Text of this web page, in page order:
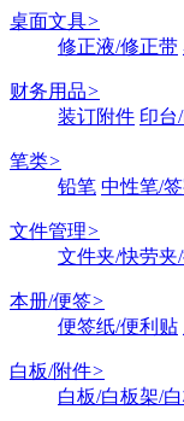
桌面文具>
修正液/修正带
财务用品>
装订附件 印台
笔类>
铅笔 中性笔/
文件管理>
文件夹/快劳夹
本册/便签>
便签纸/便利贴
白板/附件>
白板/白板架/